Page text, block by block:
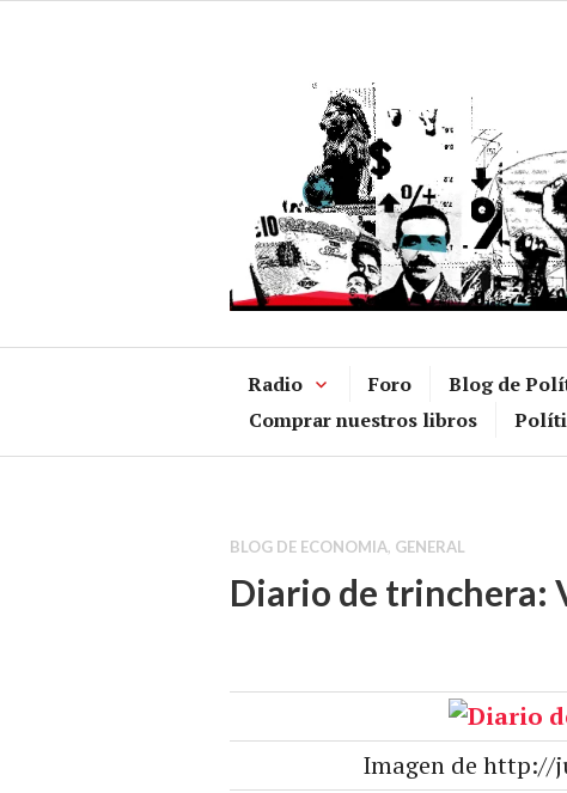
Radio Foro Blog de
Comprar nuestros libros
BLOG DE ECONOMIA, GENERAL
Diario de trinchera:
Imagen de http://